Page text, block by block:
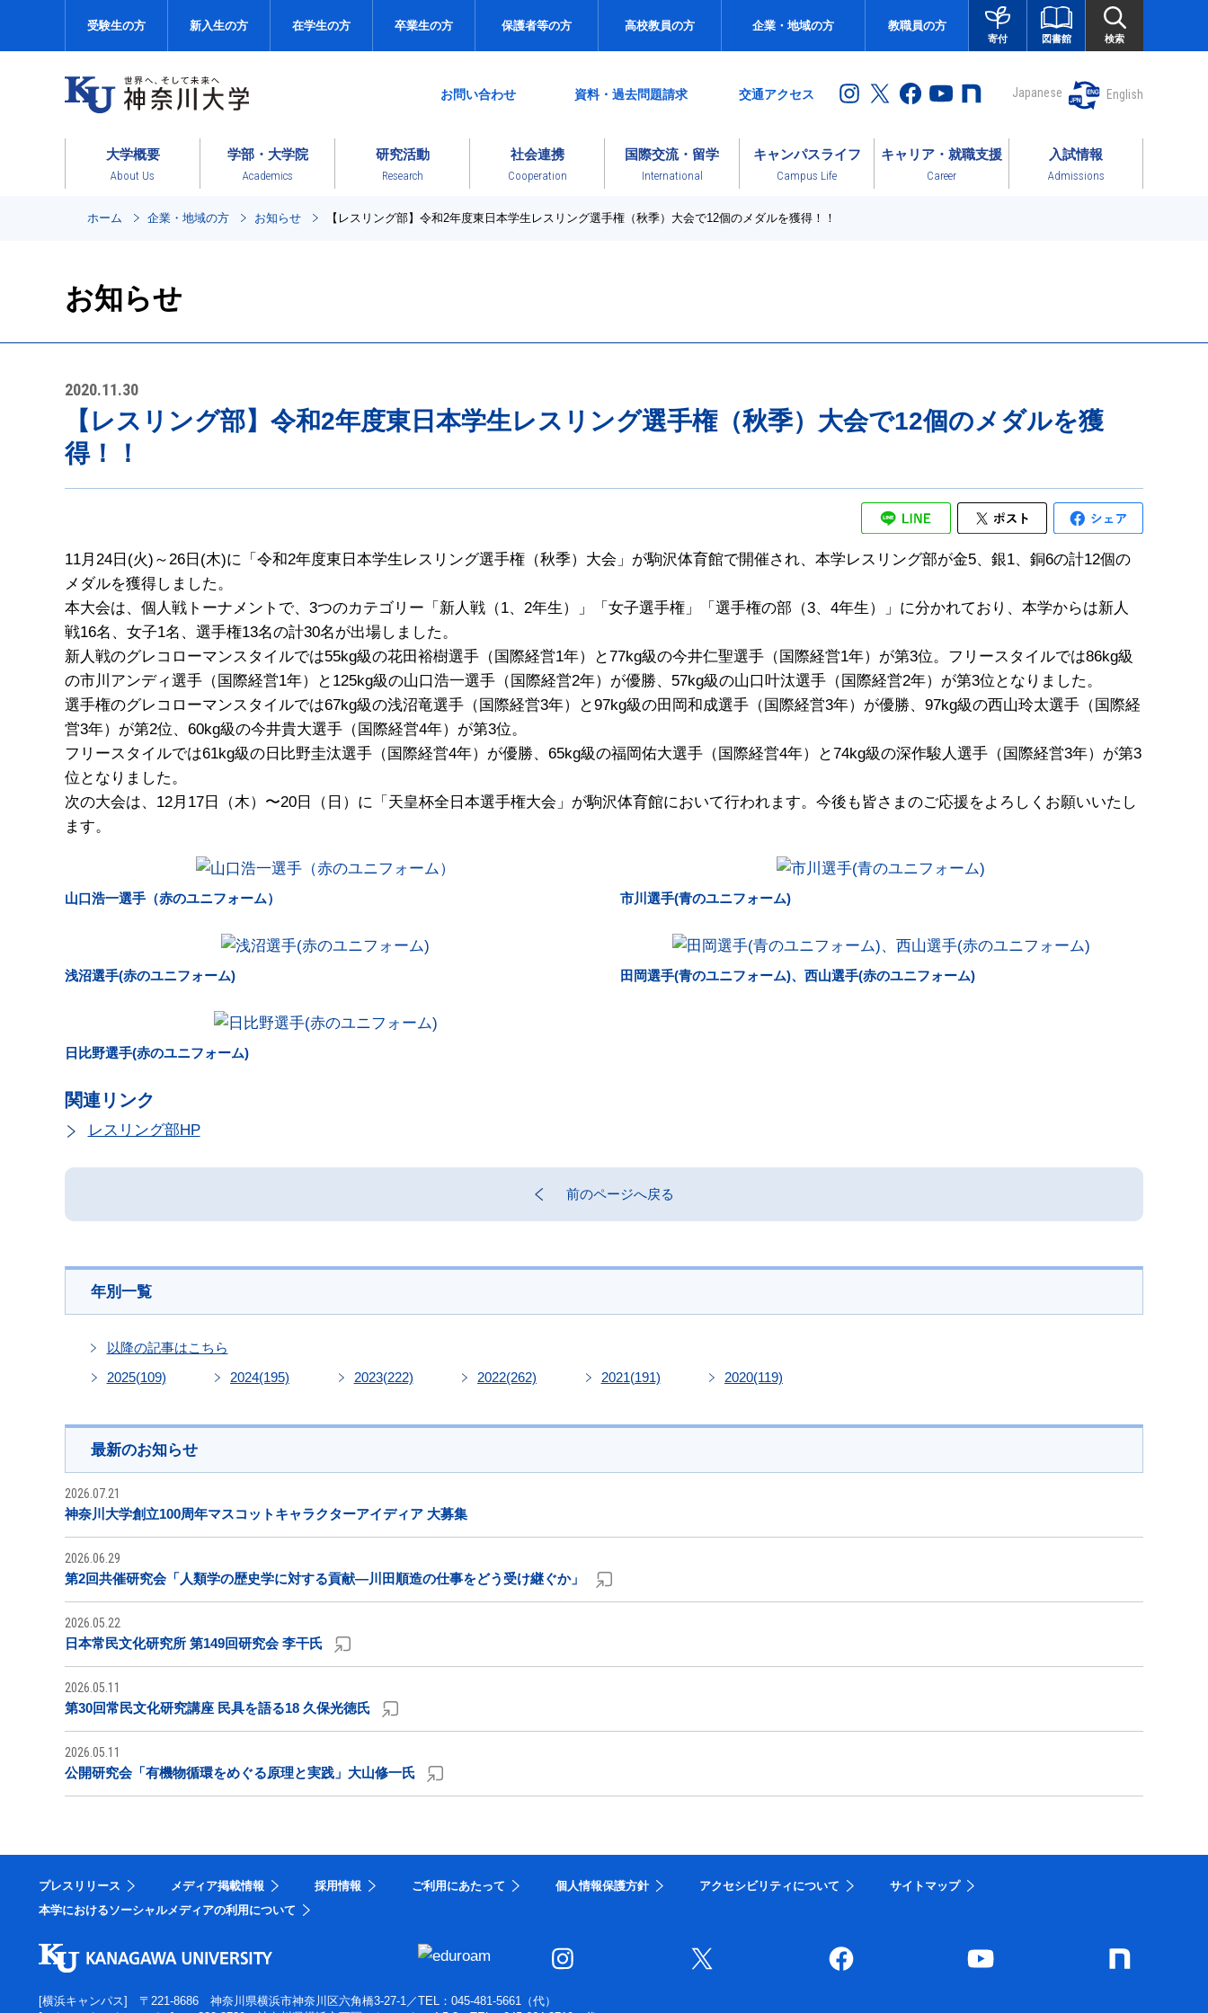
受験生の方 新入生の方 在学生の方 卒業生の方 保護者等の方 高校教員の方 企業・地域の方 教職員の方
寄付 図書館 検索
お問い合わせ 資料・過去問題請求 交通アクセス Japanese English
大学概要
About Us
学部・大学院
Academics
研究活動
Research
社会連携
Cooperation
国際交流・留学
International
キャンパスライフ
Campus Life
キャリア・就職支援
Career
入試情報
Admissions
ホーム 企業・地域の方 お知らせ 【レスリング部】令和2年度東日本学生レスリング選手権（秋季）大会で12個のメダルを獲得！！
お知らせ
2020.11.30
【レスリング部】令和2年度東日本学生レスリング選手権（秋季）大会で12個のメダルを獲
得！！
11月24日(火)～26日(木)に「令和2年度東日本学生レスリング選手権（秋季）大会」が駒沢体育館で開催され、本学レスリング部が金5、銀1、銅6の計12個の
メダルを獲得しました。
本大会は、個人戦トーナメントで、3つのカテゴリー「新人戦（1、2年生）」「女子選手権」「選手権の部（3、4年生）」に分かれており、本学からは新人
戦16名、女子1名、選手権13名の計30名が出場しました。
新人戦のグレコローマンスタイルでは55kg級の花田裕樹選手（国際経営1年）と77kg級の今井仁聖選手（国際経営1年）が第3位。フリースタイルでは86kg級
の市川アンディ選手（国際経営1年）と125kg級の山口浩一選手（国際経営2年）が優勝、57kg級の山口叶汰選手（国際経営2年）が第3位となりました。
選手権のグレコローマンスタイルでは67kg級の浅沼竜選手（国際経営3年）と97kg級の田岡和成選手（国際経営3年）が優勝、97kg級の西山玲太選手（国際経
営3年）が第2位、60kg級の今井貴大選手（国際経営4年）が第3位。
フリースタイルでは61kg級の日比野圭汰選手（国際経営4年）が優勝、65kg級の福岡佑大選手（国際経営4年）と74kg級の深作駿人選手（国際経営3年）が第3
位となりました。
次の大会は、12月17日（木）〜20日（日）に「天皇杯全日本選手権大会」が駒沢体育館において行われます。今後も皆さまのご応援をよろしくお願いいたし
ます。
山口浩一選手（赤のユニフォーム） 市川選手(青のユニフォーム)
浅沼選手(赤のユニフォーム) 田岡選手(青のユニフォーム)、西山選手(赤のユニフォーム)
日比野選手(赤のユニフォーム)
関連リンク
レスリング部HP
前のページへ戻る
年別一覧
以降の記事はこちら
2025(109) 2024(195) 2023(222) 2022(262) 2021(191) 2020(119)
最新のお知らせ
2026.07.21
神奈川大学創立100周年マスコットキャラクターアイディア 大募集
2026.06.29
第2回共催研究会「人類学の歴史学に対する貢献―川田順造の仕事をどう受け継ぐか」
2026.05.22
日本常民文化研究所 第149回研究会 李干氏
2026.05.11
第30回常民文化研究講座 民具を語る18 久保光徳氏
2026.05.11
公開研究会「有機物循環をめぐる原理と実践」大山修一氏
プレスリリース メディア掲載情報 採用情報 ご利用にあたって 個人情報保護方針 アクセシビリティについて
サイトマップ
本学におけるソーシャルメディアの利用について
[横浜キャンパス] 〒221-8686 神奈川県横浜市神奈川区六角橋3-27-1 ／TEL：045-481-5661（代）